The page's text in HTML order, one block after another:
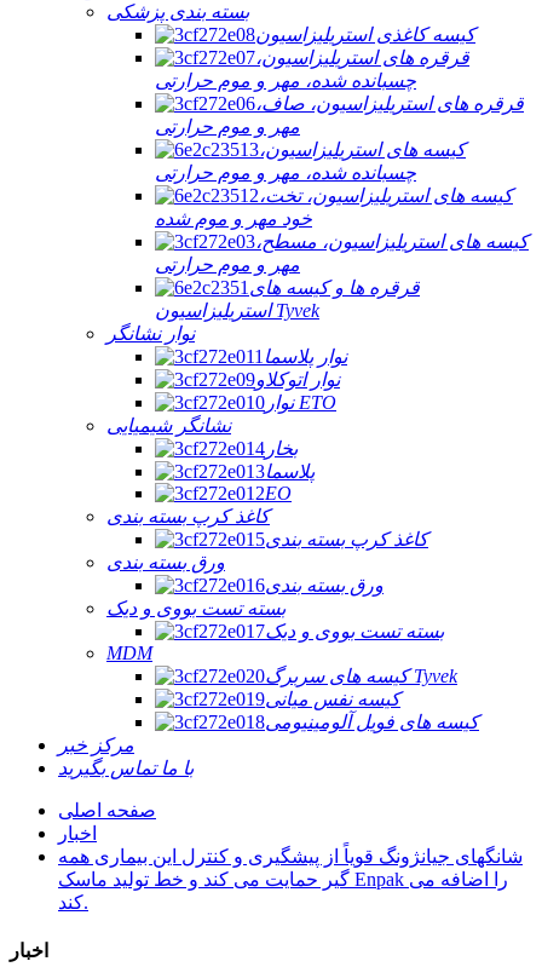
بسته بندی پزشکی
کیسه کاغذی استریلیزاسیون
قرقره های استریلیزاسیون،
چسبانده شده، مهر و موم حرارتی
قرقره های استریلیزاسیون، صاف،
مهر و موم حرارتی
کیسه های استریلیزاسیون،
چسبانده شده، مهر و موم حرارتی
کیسه های استریلیزاسیون، تخت،
خود مهر و موم شده
کیسه های استریلیزاسیون، مسطح،
مهر و موم حرارتی
قرقره ها و کیسه های
استریلیزاسیون Tyvek
نوار نشانگر
نوار پلاسما
نوار اتوکلاو
نوار ETO
نشانگر شیمیایی
بخار
پلاسما
EO
کاغذ کرپ بسته بندی
کاغذ کرپ بسته بندی
ورق بسته بندی
ورق بسته بندی
بسته تست بووی و دیک
بسته تست بووی و دیک
MDM
کیسه های سربرگ Tyvek
کیسه نفس میانی
کیسه های فویل آلومینیومی
مرکز خبر
با ما تماس بگیرید
صفحه اصلی
اخبار
شانگهای جیانژونگ قویاً از پیشگیری و کنترل این بیماری همه
گیر حمایت می کند و خط تولید ماسک Enpak را اضافه می
کند.
اخبار